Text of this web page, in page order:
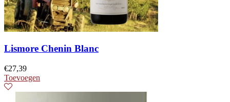
Lismore Chenin Blanc
€27,39
Toevoegen